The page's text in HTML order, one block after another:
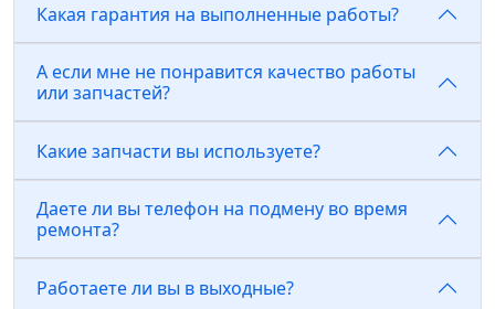
Какая гарантия на выполненные работы?
А если мне не понравится качество работы
или запчастей?
Какие запчасти вы используете?
Даете ли вы телефон на подмену во время
ремонта?
Работаете ли вы в выходные?